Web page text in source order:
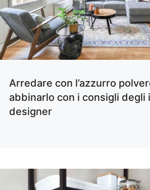
Arredare con l’azzurro
abbinarlo con i consigli degli
designer